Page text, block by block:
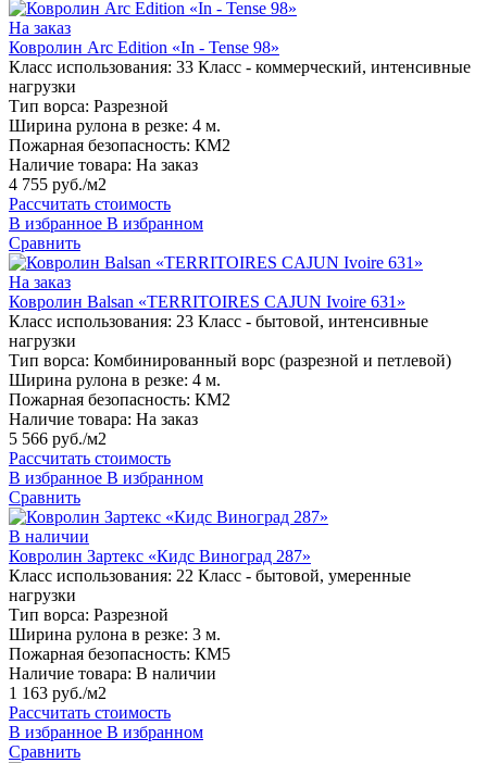
На заказ
Ковролин Arc Edition «In - Tense 98»
Класс использования: 33 Класс - коммерческий, интенсивные
нагрузки
Тип ворса: Разрезной
Ширина рулона в резке: 4 м.
Пожарная безопасность: КМ2
Наличие товара: На заказ
4 755 руб./м2
Рассчитать стоимость
В избранное В избранном
Сравнить
На заказ
Ковролин Balsan «TERRITOIRES CAJUN Ivoire 631»
Класс использования: 23 Класс - бытовой, интенсивные
нагрузки
Тип ворса: Комбинированный ворс (разрезной и петлевой)
Ширина рулона в резке: 4 м.
Пожарная безопасность: КМ2
Наличие товара: На заказ
5 566 руб./м2
Рассчитать стоимость
В избранное В избранном
Сравнить
В наличии
Ковролин Зартекс «Кидс Виноград 287»
Класс использования: 22 Класс - бытовой, умеренные
нагрузки
Тип ворса: Разрезной
Ширина рулона в резке: 3 м.
Пожарная безопасность: КМ5
Наличие товара: В наличии
1 163 руб./м2
Рассчитать стоимость
В избранное В избранном
Сравнить